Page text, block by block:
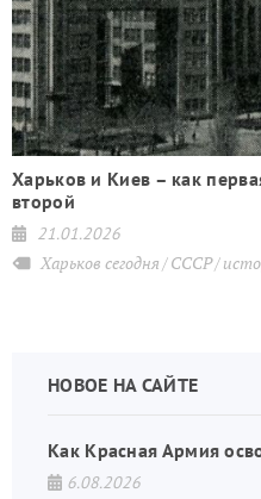
Харьков и Киев – как
второй
21.01.2026
Харьков сегодня СССР
НОВОЕ НА САЙТЕ
Как Красная Армия
6.08.2026